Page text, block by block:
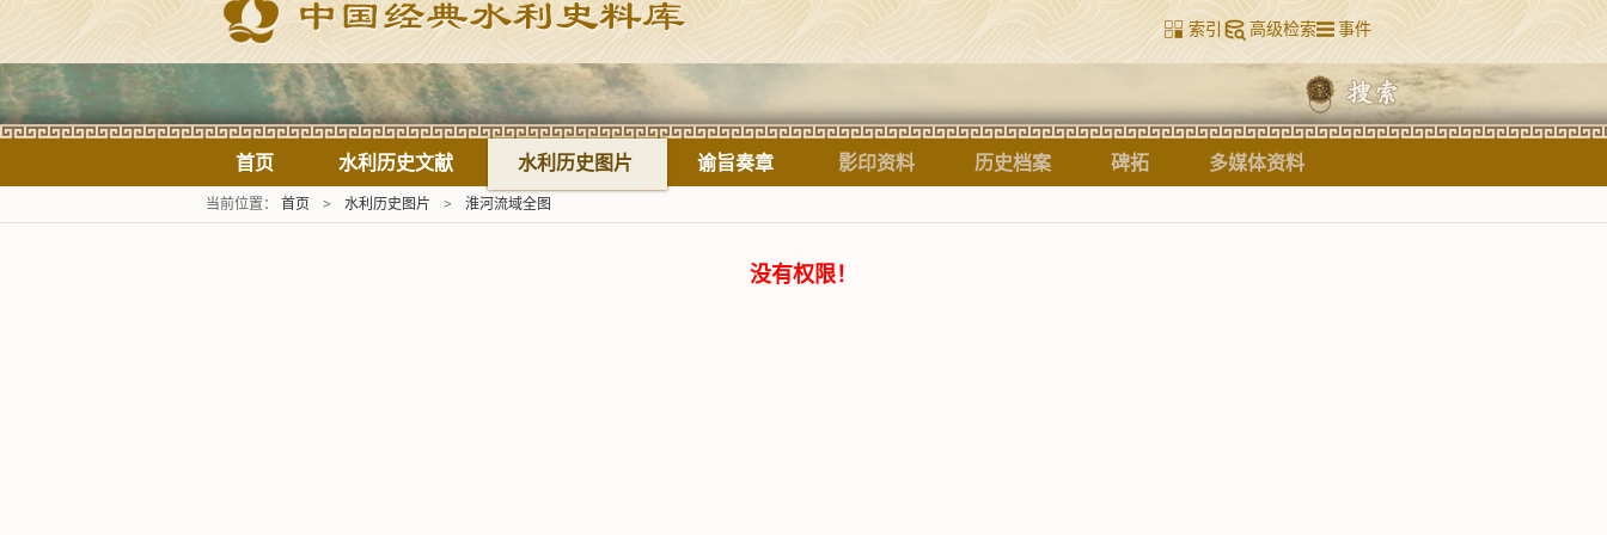
索引 高级检索 事件
标题
首页 水利历史文献 水利历史图片 谕旨奏章 影印资料 历史档案 碑拓 多媒体资料
当前位置： 首页 > 水利历史图片 > 淮河流域全图
没有权限！